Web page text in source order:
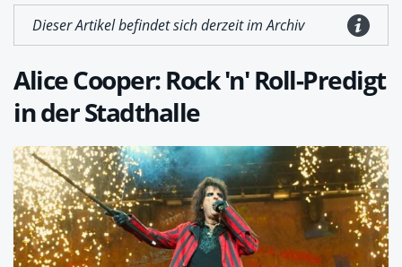
Dieser Artikel befindet sich derzeit im Archiv
Alice Cooper: Rock 'n' Roll-Predigt
in der Stadthalle